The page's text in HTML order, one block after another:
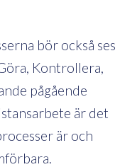
bör också ses
Kontrollera,
pågående
är det
är och